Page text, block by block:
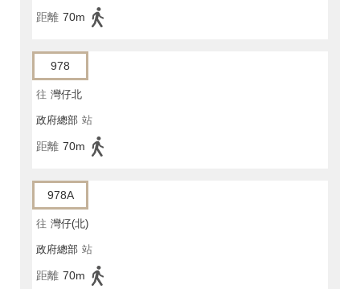
距離 70m
978
往 灣仔北
政府總部 站
距離 70m
978A
往 灣仔(北)
政府總部 站
距離 70m